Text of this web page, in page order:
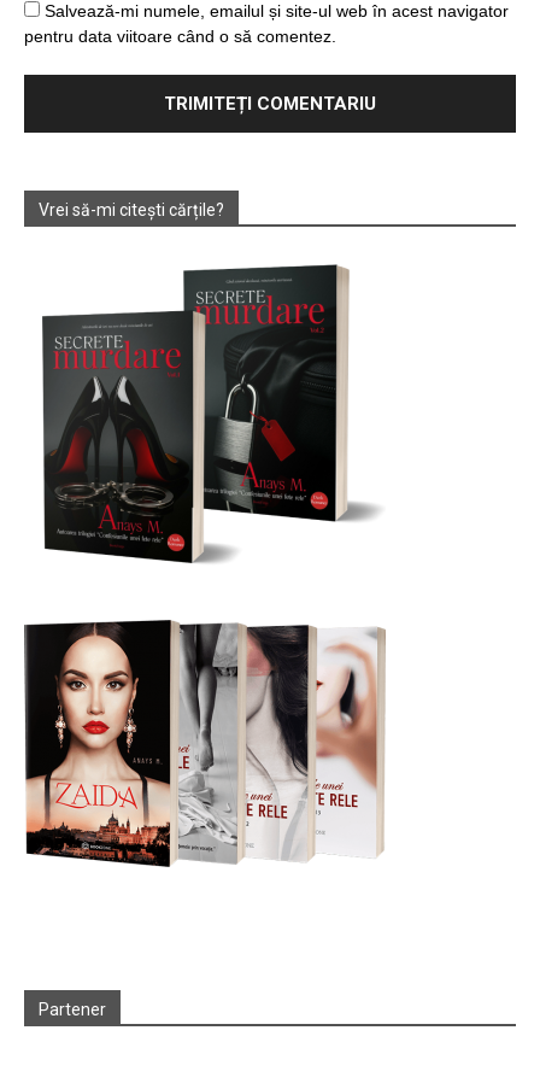
Salvează-mi numele, emailul și site-ul web în acest navigator
pentru data viitoare când o să comentez.
Vrei să-mi citești cărțile?
Partener